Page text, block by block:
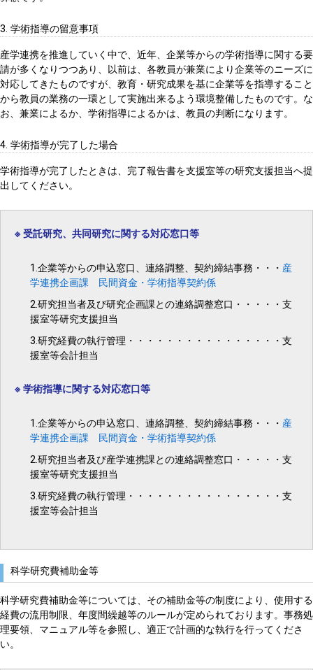
3. 学術指導の留意事項
産学連携を推進していく中で、近年、企業等からの学術指導に関する要
請が多くなりつつあり、以前は、各教員が兼業により企業等のニーズに
対応してきたものですが、教育・研究成果を基に企業等を指導すること
から教員の業務の一環として実施出来るよう環境整備したものです。な
お、兼業によるか、学術指導によるかは、教員の判断になります。
4. 学術指導が完了した場合
学術指導が完了したときは、完了報告書を支援室等の研究支援担当へ提
出してください。
※ 受託研究、共同研究に関する対応窓口等
1.企業等からの申込窓口、連絡調整、契約締結事務・・・ 産
学連携企画課 民間資金・学術指導契約係
2.研究担当者及び研究企画課との連絡調整窓口・・・・・支
援室等研究支援担当
3.研究経費の執行管理・・・・・・・・・・・・・・・・支
援室等会計担当
※ 学術指導に関する対応窓口等
1.企業等からの申込窓口、連絡調整、契約締結事務・・・ 産
学連携企画課 民間資金・学術指導契約係
2.研究担当者及び産学連携課との連絡調整窓口・・・・・支
援室等研究支援担当
3.研究経費の執行管理・・・・・・・・・・・・・・・・支
援室等会計担当
科学研究費補助金等
科学研究費補助金等については、その補助金等の制度により、使用する
経費の流用制限、年度間繰越等のルールが定められております。事務処
理要領、マニュアル等を参照し、適正で計画的な執行を行ってくださ
い。